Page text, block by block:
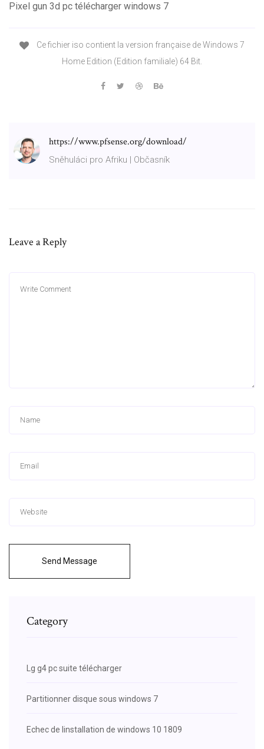
Pixel gun 3d pc télécharger windows 7
Ce fichier iso contient la version française de Windows 7
Home Edition (Edition familiale) 64 Bit.
https://www.pfsense.org/download/
Sněhuláci pro Afriku | Občasník
Leave a Reply
Send Message
Category
Lg g4 pc suite télécharger
Partitionner disque sous windows 7
Echec de linstallation de windows 10 1809